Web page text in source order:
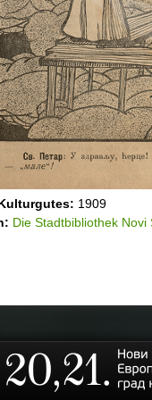
1909
Die Stadtbibliothek Novi